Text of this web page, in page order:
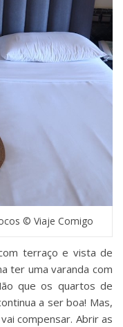
© Viaje Comigo
terraço e vista de
ter uma varanda com
que os quartos de
a ser boa! Mas,
compensar. Abrir as